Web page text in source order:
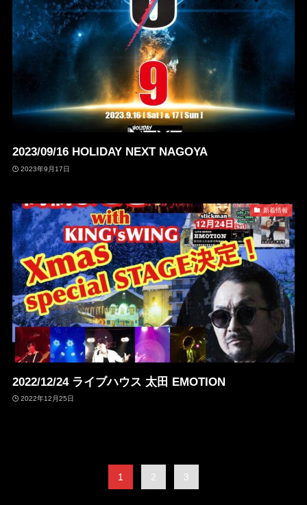
2023/09/16 HOLIDAY NEXT NAGOYA
2023年9月17日
新着情報
2022/12/24 ライブハウス 太田 EMOTION
2022年12月25日
1 2 3